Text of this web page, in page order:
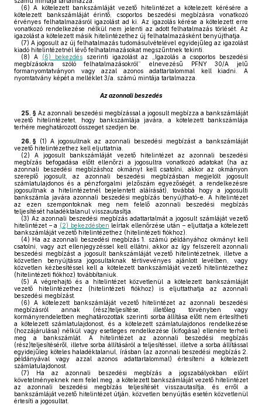
(6) A kötelezett bankszámláját vezető hitelintézet a kötelezett kérésére a
kötelezett bankszámláját érintő, csoportos beszedési megbízásra vonatkozó
érvényes felhatalmazásról igazolást ad ki. Az igazolás kérése a kötelezett erre
vonatkozó rendelkezése nélkül nem jelenti az adott felhatalmazás törlését. Az
igazolást a kötelezett másik hitelintézethez új felhatalmazásként benyújthatja.
(7) A jogosult az új felhatalmazás tudomásulvételével egyidejűleg az igazolást
kiadó hitelintézetnél lévő felhatalmazásokat megszűntnek tekinti.
(8) A (6) bekezdésszerinti igazolást az „Igazolás a csoportos beszedési
megbízásokra szóló felhatalmazásokról” elnevezésű PFNY 30/A jelű
formanyomtatványon vagy azzal azonos adattartalommal kell kiadni. A
nyomtatvány képét a melléklet 3/a. számú mintája tartalmazza.
Az azonnali beszedés
25. § Az azonnali beszedési megbízással a jogosult megbízza a bankszámláját
vezető hitelintézetet, hogy bankszámlája javára, a kötelezett bankszámlája
terhére meghatározott összeget szedjen be.
26. § (1) A jogosultnak az azonnali beszedési megbízást a bankszámláját
vezető hitelintézethez kell eljuttatnia.
(2) A jogosult bankszámláját vezető hitelintézet az azonnali beszedési
megbízás befogadása előtt ellenőrzi a jogosultra vonatkozó adatokat (ha az
azonnali beszedési megbízáshoz okmányt kell csatolni, akkor az okmányon
szereplő jogosult, az azonnali beszedési megbízásban megjelölt jogosult
számlatulajdonos és a pénzforgalmi jelzőszám egyezőségét, a rendelkezésre
jogosultnak a hitelintézetnél bejelentett aláírását), továbbá hogy a jogosulti
bankszámla javára azonnali beszedési megbízás benyújtható-e. A hitelintézet
az ezen szempontoknak meg nem felelő azonnali beszedési megbízás
teljesítését haladéktalanul visszautasítja.
(3) Az azonnali beszedési megbízás adattartalmát a jogosult számláját vezető
hitelintézet – a (2) bekezdésben leírtak ellenőrzése után – eljuttatja a kötelezett
bankszámláját vezető hitelintézethez (hitelintézeti fiókhoz).
(4) Ha az azonnali beszedési megbízás 1. számú példányához okmányt kell
csatolni, vagy azt ellenjegyzéssel kell ellátni, akkor az így felszerelt azonnali
beszedési megbízást a jogosult bankszámláját vezető hitelintézetnek, illetve a
közvetlen benyújtásra jogosultaknak tértivevényes ajánlott levélben, vagy
közvetlen kézbesítéssel kell a kötelezett bankszámláját vezető hitelintézethez
(hitelintézeti fiókhoz) továbbítaniuk.
(5) A végrehajtó és a hitelintézet közvetlenül a kötelezett bankszámláját
vezető hitelintézethez (hitelintézeti fiókhoz) is eljuttathatja az azonnali
beszedési megbízást.
(6) A kötelezett bankszámláját vezető hitelintézet az azonnali beszedési
megbízásról annak (rész)teljesítése, illetőleg törvényben vagy
kormányrendeletben meghatározottak szerinti sorba állítása előtt nem értesítheti
a kötelezett számlatulajdonost, és a kötelezett számlatulajdonos rendelkezése
(hozzájárulása) nélkül vagy esetleges rendelkezése (kifogása) ellenére terheli
meg a bankszámlát. A hitelintézet az azonnali beszedési megbízás
(rész)teljesítéséről, illetve sorba állításáról a teljesítéssel, illetve a sorba állítással
egyidejűleg köteles haladéktalanul, írásban (az azonnali beszedési megbízás 2.
példányával vagy azzal azonos adattartalommal) értesíteni a kötelezett
számlatulajdonost.
(7) Ha az azonnali beszedési megbízás a jogszabályokban előírt
követelményeknek nem felel meg, a kötelezett bankszámláját vezető hitelintézet
az azonnali beszedési megbízás teljesítését visszautasítja, és erről a
bankszámláját vezető hitelintézet útján, közvetlen benyújtás esetén közvetlenül
értesíti a jogosultat.